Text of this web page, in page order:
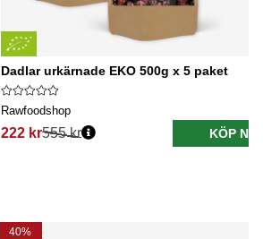
Dadlar urkärnade EKO 500g x 5 paket
Rawfoodshop
222 kr555 kr KÖP NU
40%